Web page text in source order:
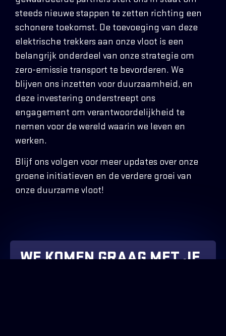
steeds nieuwe stappen te zetten richting een
schonere toekomst. De toevoeging van deze
elektrische trekkers aan onze vloot is een
belangrijk onderdeel van onze strategie om
zero-emissie transport te bevorderen. We
blijven ons inzetten voor duurzaamheid, en
deze investering onderstreept ons
engagement om verantwoordelijkheid te
nemen voor de wereld waarin we leven en
werken.
Blijf ons volgen voor meer updates over onze
groene initiatieven en de verdere groei van
onze duurzame vloot!
WE KOMEN GRAAG MET JE